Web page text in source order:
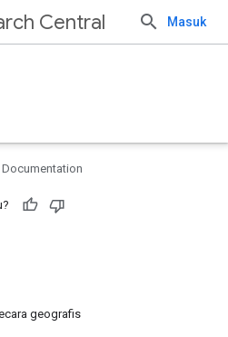
Central Masuk
Documentation
geografis